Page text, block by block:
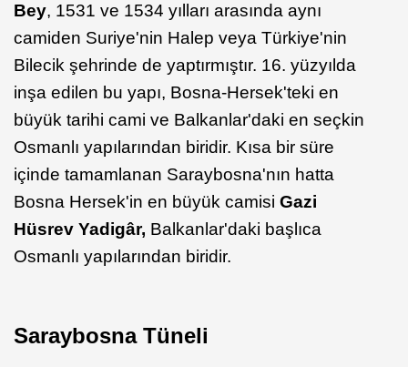
Bey, 1531 ve 1534 yılları arasında aynı
camiden Suriye'nin Halep veya Türkiye'nin
Bilecik şehrinde de yaptırmıştır. 16. yüzyılda
inşa edilen bu yapı, Bosna-Hersek'teki en
büyük tarihi cami ve Balkanlar'daki en seçkin
Osmanlı yapılarından biridir. Kısa bir süre
içinde tamamlanan Saraybosna'nın hatta
Bosna Hersek'in en büyük camisi Gazi
Hüsrev Yadigâr, Balkanlar'daki başlıca
Osmanlı yapılarından biridir.
Saraybosna Tüneli